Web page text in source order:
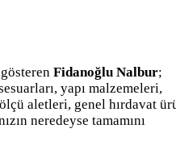
Fidanoğlu Nalbur;
yapı malzemeleri,
aletleri, genel hırdavat
neredeyse tamamını